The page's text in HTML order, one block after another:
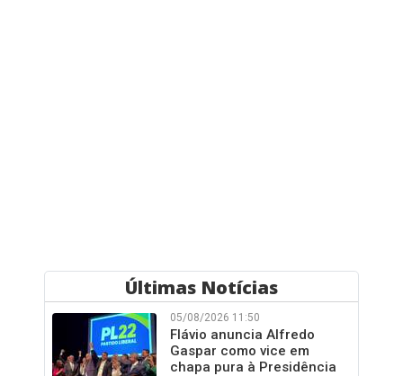
Últimas Notícias
05/08/2026 11:50
Flávio anuncia Alfredo
Gaspar como vice em
chapa pura à Presidência